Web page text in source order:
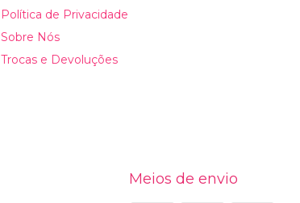
Política de Privacidade
Sobre Nós
Trocas e Devoluções
Meios de envio